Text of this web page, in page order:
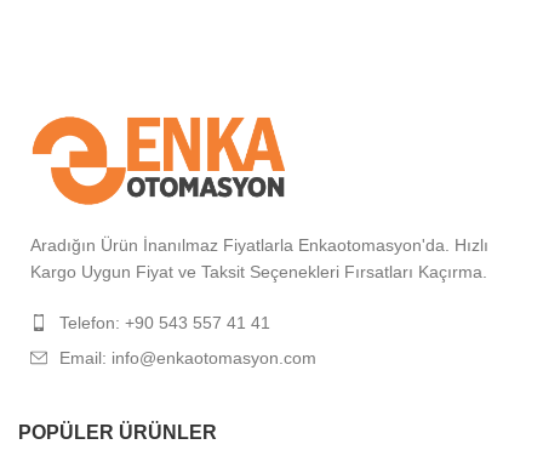
Aradığın Ürün İnanılmaz Fiyatlarla Enkaotomasyon'da. Hızlı
Kargo Uygun Fiyat ve Taksit Seçenekleri Fırsatları Kaçırma.
Telefon: +90 543 557 41 41
Email: info@enkaotomasyon.com
POPÜLER ÜRÜNLER